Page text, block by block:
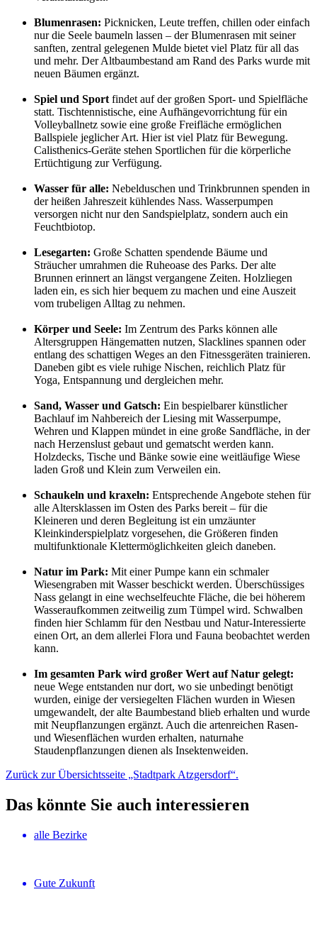
Blumenrasen: Picknicken, Leute treffen, chillen oder einfach
nur die Seele baumeln lassen – der Blumenrasen mit seiner
sanften, zentral gelegenen Mulde bietet viel Platz für all das
und mehr. Der Altbaumbestand am Rand des Parks wurde mit
neuen Bäumen ergänzt.
Spiel und Sport findet auf der großen Sport- und Spielfläche
statt. Tischtennistische, eine Aufhängevorrichtung für ein
Volleyballnetz sowie eine große Freifläche ermöglichen
Ballspiele jeglicher Art. Hier ist viel Platz für Bewegung.
Calisthenics-Geräte stehen Sportlichen für die körperliche
Ertüchtigung zur Verfügung.
Wasser für alle: Nebelduschen und Trinkbrunnen spenden in
der heißen Jahreszeit kühlendes Nass. Wasserpumpen
versorgen nicht nur den Sandspielplatz, sondern auch ein
Feuchtbiotop.
Lesegarten: Große Schatten spendende Bäume und
Sträucher umrahmen die Ruheoase des Parks. Der alte
Brunnen erinnert an längst vergangene Zeiten. Holzliegen
laden ein, es sich hier bequem zu machen und eine Auszeit
vom trubeligen Alltag zu nehmen.
Körper und Seele: Im Zentrum des Parks können alle
Altersgruppen Hängematten nutzen, Slacklines spannen oder
entlang des schattigen Weges an den Fitnessgeräten trainieren.
Daneben gibt es viele ruhige Nischen, reichlich Platz für
Yoga, Entspannung und dergleichen mehr.
Sand, Wasser und Gatsch: Ein bespielbarer künstlicher
Bachlauf im Nahbereich der Liesing mit Wasserpumpe,
Wehren und Klappen mündet in eine große Sandfläche, in der
nach Herzenslust gebaut und gematscht werden kann.
Holzdecks, Tische und Bänke sowie eine weitläufige Wiese
laden Groß und Klein zum Verweilen ein.
Schaukeln und kraxeln: Entsprechende Angebote stehen für
alle Altersklassen im Osten des Parks bereit – für die
Kleineren und deren Begleitung ist ein umzäunter
Kleinkinderspielplatz vorgesehen, die Größeren finden
multifunktionale Klettermöglichkeiten gleich daneben.
Natur im Park: Mit einer Pumpe kann ein schmaler
Wiesengraben mit Wasser beschickt werden. Überschüssiges
Nass gelangt in eine wechselfeuchte Fläche, die bei höherem
Wasseraufkommen zeitweilig zum Tümpel wird. Schwalben
finden hier Schlamm für den Nestbau und Natur-Interessierte
einen Ort, an dem allerlei Flora und Fauna beobachtet werden
kann.
Im gesamten Park wird großer Wert auf Natur gelegt:
neue Wege entstanden nur dort, wo sie unbedingt benötigt
wurden, einige der versiegelten Flächen wurden in Wiesen
umgewandelt, der alte Baumbestand blieb erhalten und wurde
mit Neupflanzungen ergänzt. Auch die artenreichen Rasen-
und Wiesenflächen wurden erhalten, naturnahe
Staudenpflanzungen dienen als Insektenweiden.
Zurück zur Übersichtsseite „Stadtpark Atzgersdorf“.
Das könnte Sie auch interessieren
alle Bezirke
Gute Zukunft